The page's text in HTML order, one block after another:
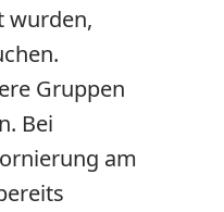
wurden,
Gruppen
Bei
am